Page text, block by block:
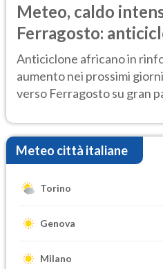
Meteo, caldo
Ferragosto:
ancora
Anticiclone africano in
aumento nei prossimi
verso Ferragosto su gran
Meteo città italiane
Torino
Genova
Milano